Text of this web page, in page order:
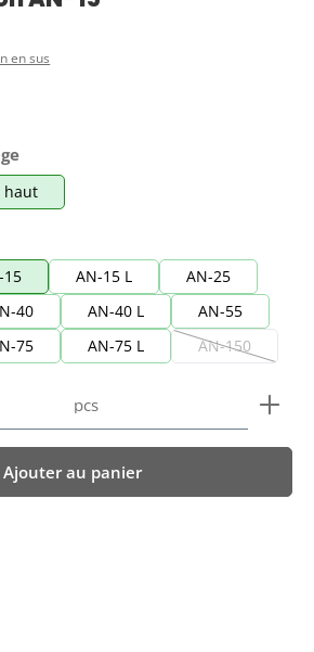
en sus
haut
15 AN-15 L
AN-25
40 AN-40 L
AN-55
75 AN-75 L AN-150
(Cette option
: Entrez la quantité
pcs
Ajouter au panier